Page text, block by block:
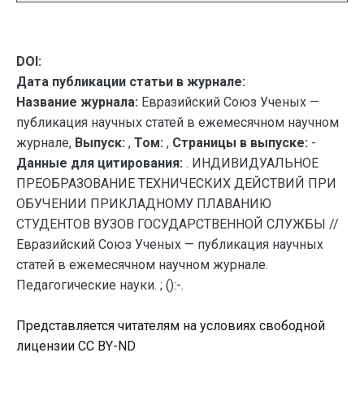
DOI:
Дата публикации статьи в журнале:
Название журнала: Евразийский Союз Ученых —
публикация научных статей в ежемесячном научном
журнале, Выпуск: , Том: , Страницы в выпуске: -
Данные для цитирования: . ИНДИВИДУАЛЬНОЕ
ПРЕОБРАЗОВАНИЕ ТЕХНИЧЕСКИХ ДЕЙСТВИЙ ПРИ
ОБУЧЕНИИ ПРИКЛАДНОМУ ПЛАВАНИЮ
СТУДЕНТОВ ВУЗОВ ГОСУДАРСТВЕННОЙ СЛУЖБЫ //
Евразийский Союз Ученых — публикация научных
статей в ежемесячном научном журнале.
Педагогические науки. ; ():-.
Представляется читателям на условиях свободной
лицензии CC BY-ND